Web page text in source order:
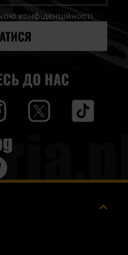
конфіденційності
ДО НАС